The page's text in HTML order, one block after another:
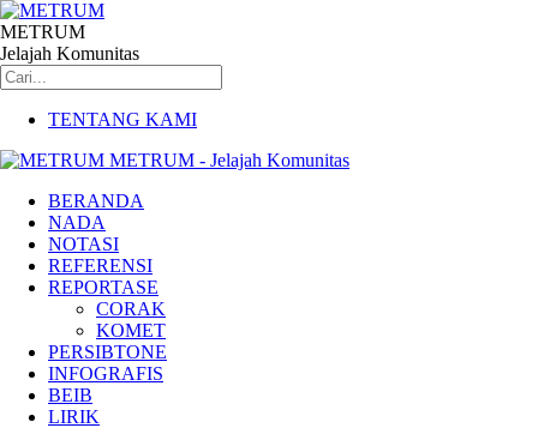
METRUM
Jelajah Komunitas
TENTANG KAMI
METRUM - Jelajah Komunitas
BERANDA
NADA
NOTASI
REFERENSI
REPORTASE
CORAK
KOMET
PERSIBTONE
INFOGRAFIS
BEIB
LIRIK